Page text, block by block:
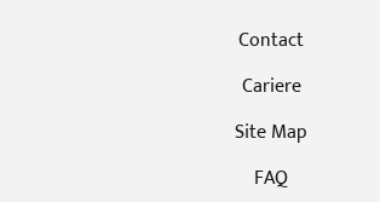
Contact
Cariere
Site Map
FAQ